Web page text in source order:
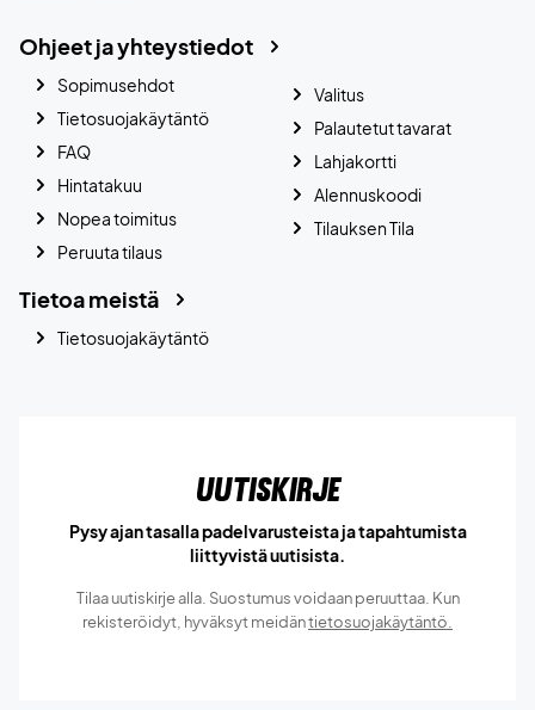
Ohjeet ja yhteystiedot
Sopimusehdot
Tietosuojakäytäntö
FAQ
Hintatakuu
Nopea toimitus
Peruuta tilaus
Valitus
Palautetut tavarat
Lahjakortti
Alennuskoodi
Tilauksen Tila
Tietoa meistä
Tietosuojakäytäntö
Uutiskirje
Pysy ajan tasalla padelvarusteista ja tapahtumista
liittyvistä uutisista.
Tilaa uutiskirje alla. Suostumus voidaan peruuttaa. Kun
rekisteröidyt, hyväksyt meidäntietosuojakäytäntö.